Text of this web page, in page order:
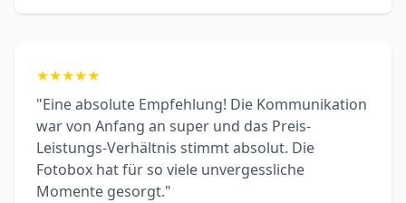
★★★★★
"Eine absolute Empfehlung! Die Kommunikation
war von Anfang an super und das Preis-
Leistungs-Verhältnis stimmt absolut. Die
Fotobox hat für so viele unvergessliche
Momente gesorgt."